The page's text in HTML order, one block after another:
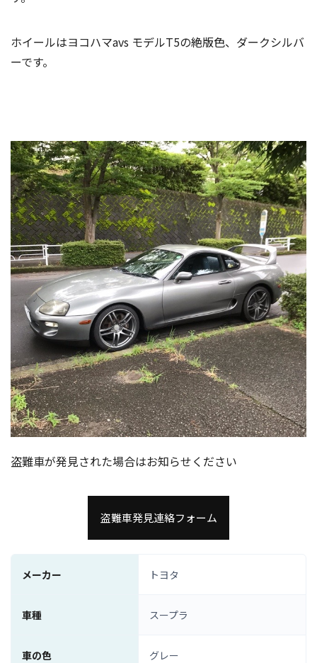
ホイールはヨコハマavs モデルT5の絶版色、ダークシルバ
ーです。
盗難車が発見された場合はお知らせください
盗難車発見連絡フォーム
メーカー トヨタ
車種 スープラ
車の色 グレー